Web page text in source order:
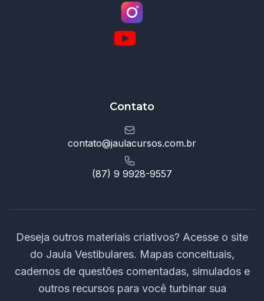
Contato
contato@jaulacursos.com.br
(87) 9 9928-9557
Deseja outros materiais criativos? Acesse o site
do Jaula Vestibulares. Mapas conceituais,
cadernos de questões comentadas, simulados e
outros recursos para você turbinar sua